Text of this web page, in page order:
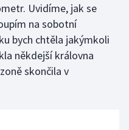
Uvidíme, jak se
na sobotní
bych chtěla jakýmkoli
někdejší královna
skončila v